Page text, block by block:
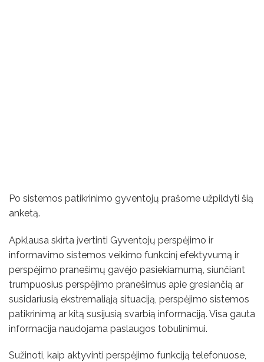
Po sistemos patikrinimo gyventojų prašome užpildyti šią
anketą.
Apklausa skirta įvertinti Gyventojų perspėjimo ir
informavimo sistemos veikimo funkcinį efektyvumą ir
perspėjimo pranešimų gavėjo pasiekiamumą, siunčiant
trumpuosius perspėjimo pranešimus apie gresiančią ar
susidariusią ekstremaliąją situaciją, perspėjimo sistemos
patikrinimą ar kitą susijusią svarbią informaciją. Visa gauta
informacija naudojama paslaugos tobulinimui.
Sužinoti, kaip aktyvinti perspėjimo funkciją telefonuose,